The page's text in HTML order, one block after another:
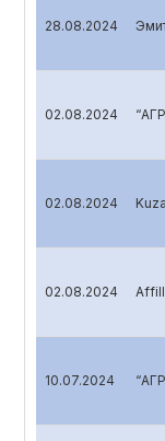
28.08.2024
02.08.2024
02.08.2024
02.08.2024
10.07.2024